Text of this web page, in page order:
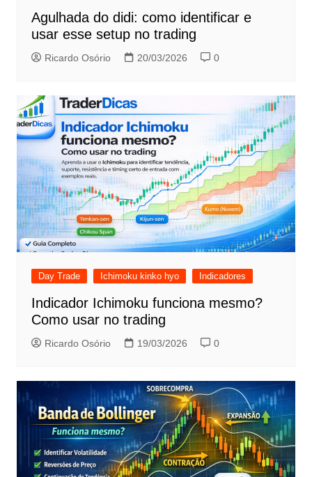
Agulhada do didi: como identificar e
usar esse setup no trading
Ricardo Osório 20/03/2026 0
Day Trade Ichimoku kinko hyo Indicadores
Indicador Ichimoku funciona mesmo?
Como usar no trading
Ricardo Osório 19/03/2026 0